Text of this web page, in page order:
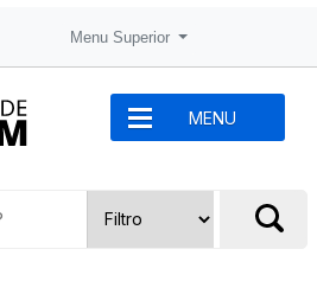
Menu Superior
MENU